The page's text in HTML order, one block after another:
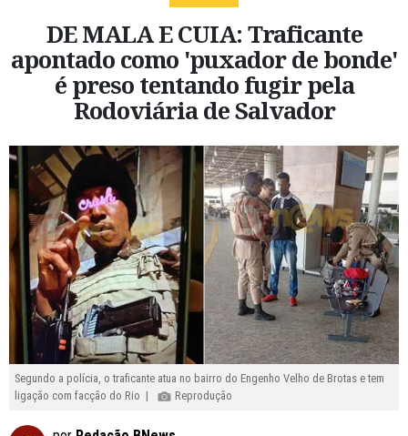
DE MALA E CUIA: Traficante
apontado como 'puxador de bonde'
é preso tentando fugir pela
Rodoviária de Salvador
Segundo a polícia, o traficante atua no bairro do Engenho Velho de Brotas e tem
ligação com facção do Rio |
Reprodução